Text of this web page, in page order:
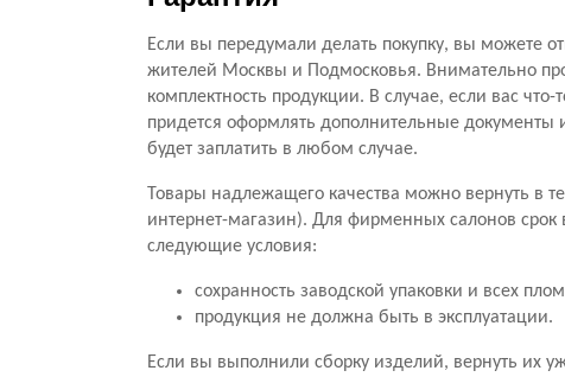
Если вы передумали делать покупку, вы можете
жителей Москвы и Подмосковья. Внимательно
комплектность продукции. В случае, если вас
придется оформлять дополнительные
будет заплатить в любом случае.
Товары надлежащего качества можно вернуть в
интернет-магазин). Для фирменных салонов
следующие условия:
сохранность заводской упаковки и всех
продукция не должна быть в эксплуатации.
Если вы выполнили сборку изделий, вернуть их